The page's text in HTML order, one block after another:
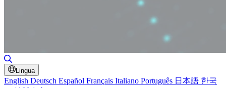
Lingua
English Deutsch Español Français Italiano Português 日本語 한국